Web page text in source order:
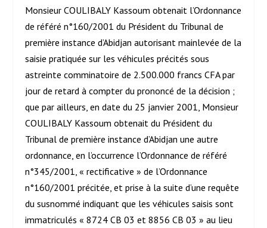
Monsieur COULIBALY Kassoum obtenait l’Ordonnance
de référé n°160/2001 du Président du Tribunal de
première instance d’Abidjan autorisant mainlevée de la
saisie pratiquée sur les véhicules précités sous
astreinte comminatoire de 2.500.000 francs CFA par
jour de retard à compter du prononcé de la décision ;
que par ailleurs, en date du 25 janvier 2001, Monsieur
COULIBALY Kassoum obtenait du Président du
Tribunal de première instance d’Abidjan une autre
ordonnance, en l’occurrence l’Ordonnance de référé
n°345/2001, « rectificative » de l’Ordonnance
n°160/2001 précitée, et prise à la suite d’une requête
du susnommé indiquant que les véhicules saisis sont
immatriculés « 8724 CB 03 et 8856 CB 03 » au lieu